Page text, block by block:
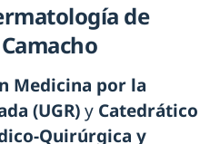
de
Medicina por la
(UGR)y Catedrático
Quirúrgica y